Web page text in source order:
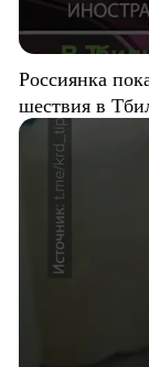
Россиянка
шествия в